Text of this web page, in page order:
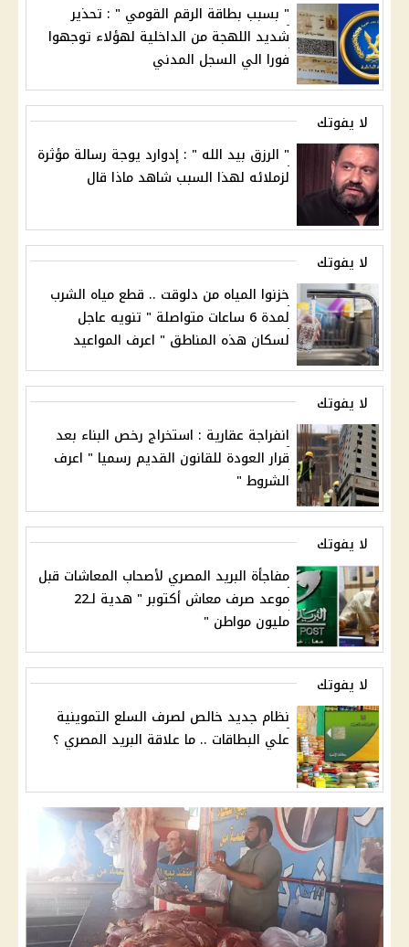
" بسبب بطاقة الرقم القومي " : تحذير
شديد اللهجة من الداخلية لهؤلاء توجهوا
فورا الي السجل المدني
لا يفوتك
" الرزق بيد الله " : إدوارد يوجة رسالة مؤثرة
لزملائه لهذا السبب شاهد ماذا قال
لا يفوتك
خزنوا المياه من دلوقت .. قطع مياه الشرب
لمدة 6 ساعات متواصلة " تنويه عاجل
لسكان هذه المناطق " اعرف المواعيد
لا يفوتك
انفراجة عقارية : استخراج رخص البناء بعد
قرار العودة للقانون القديم رسميا " اعرف
الشروط "
لا يفوتك
مفاجأة البريد المصري لأصحاب المعاشات قبل
موعد صرف معاش أكتوبر " هدية لـ22
مليون مواطن "
لا يفوتك
نظام جديد خالص لصرف السلع التموينية
علي البطاقات .. ما علاقة البريد المصري ؟